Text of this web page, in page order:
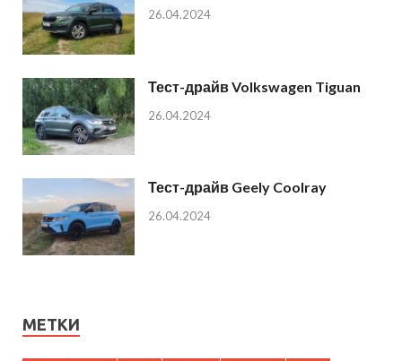
26.04.2024
Тест-драйв Volkswagen Tiguan
26.04.2024
Тест-драйв Geely Coolray
26.04.2024
МЕТКИ